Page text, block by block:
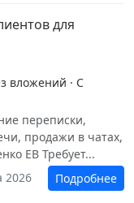
для
вложений · С
переписки,
продажи в чатах,
ЕВ Требует...
2026
Подробнее